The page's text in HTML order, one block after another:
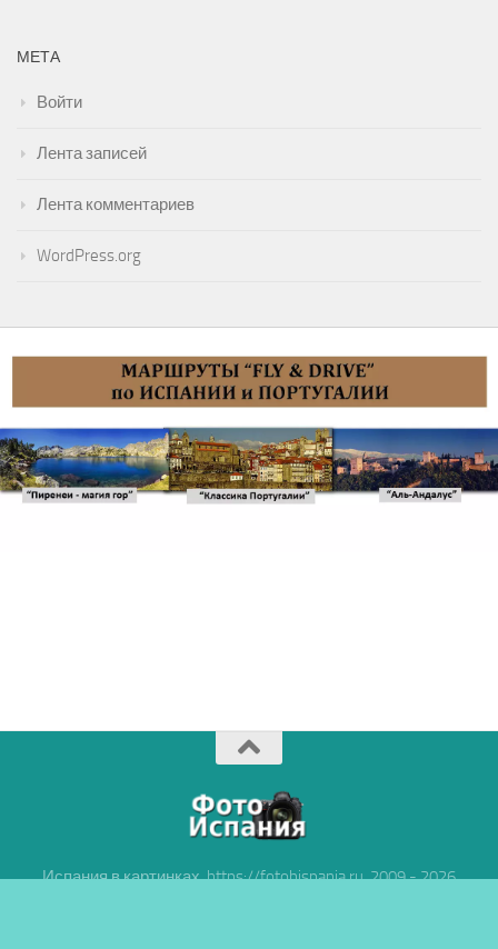
МЕТА
Войти
Лента записей
Лента комментариев
WordPress.org
Испания в картинках, https://fotohispania.ru, 2009 - 2026